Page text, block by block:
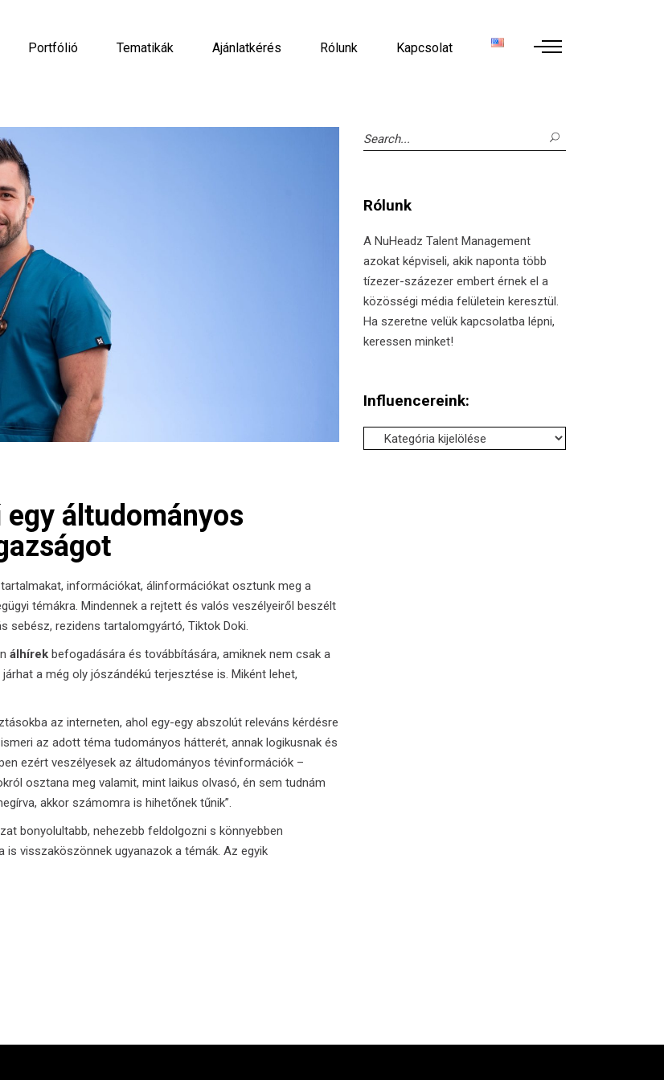
Portfólió Tematikák Ajánlatkérés Rólunk Kapcsolat
áltudományos
információkat, álinformációkat osztunk meg a
témákra. Mindennek a rejtett és valós veszélyeiről beszélt
sebész, rezidens tartalomgyártó, Tiktok Doki.
álhírek befogadására és továbbítására, amiknek nem csak a
a még oly jószándékú terjesztése is. Miként lehet,
az interneten, ahol egy-egy abszolút releváns kérdésre
az adott téma tudományos hátterét, annak logikusnak és
ezért veszélyesek az áltudományos tévinformációk –
osztana meg valamit, mint laikus olvasó, én sem tudnám
akkor számomra is hihetőnek tűnik”.
bonyolultabb, nehezebb feldolgozni s könnyebben
is visszaköszönnek ugyanazok a témák. Az egyik
Search
for:
Rólunk
A NuHeadz Talent Management
azokat képviseli, akik naponta több
tízezer-százezer embert érnek el a
közösségi média felületein keresztül.
Ha szeretne velük kapcsolatba lépni,
keressen minket!
Influencereink:
Influencereink: